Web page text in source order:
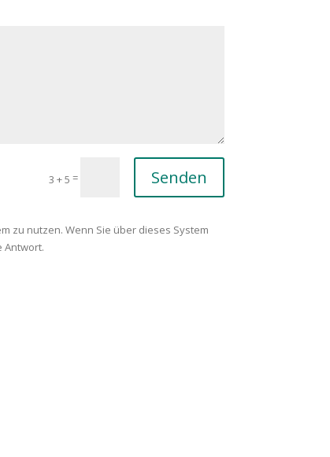
3 + 5 = Senden
zu nutzen. Wenn Sie über dieses System
Antwort.